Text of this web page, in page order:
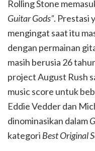
Rolling Stone
Guitar Gods”. Prestasi
mengingat saat itu
dengan permainan
masih berusia 26
project August Rush
music score untuk
Eddie Vedder dan
dinominasikan dalam
kategori Best Original